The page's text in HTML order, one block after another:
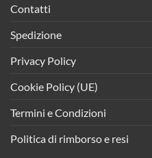
Contatti
Spedizione
Privacy Policy
Cookie Policy (UE)
Termini e Condizioni
Politica di rimborso e resi